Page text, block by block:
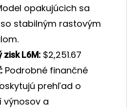
opakujúcich sa
stabilným rastovým
zisk L6M:$2,251.67
Podrobné finančné
prehľad o
výnosov a